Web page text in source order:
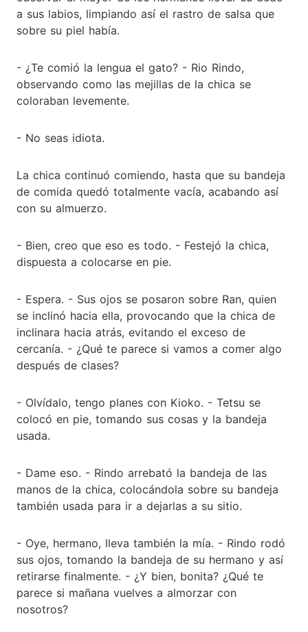
a sus labios, limpiando así el rastro de salsa que
sobre su piel había.
- ¿Te comió la lengua el gato? - Rio Rindo,
observando como las mejillas de la chica se
coloraban levemente.
- No seas idiota.
La chica continuó comiendo, hasta que su bandeja
de comida quedó totalmente vacía, acabando así
con su almuerzo.
- Bien, creo que eso es todo. - Festejó la chica,
dispuesta a colocarse en pie.
- Espera. - Sus ojos se posaron sobre Ran, quien
se inclinó hacia ella, provocando que la chica de
inclinara hacia atrás, evitando el exceso de
cercanía. - ¿Qué te parece si vamos a comer algo
después de clases?
- Olvídalo, tengo planes con Kioko. - Tetsu se
colocó en pie, tomando sus cosas y la bandeja
usada.
- Dame eso. - Rindo arrebató la bandeja de las
manos de la chica, colocándola sobre su bandeja
también usada para ir a dejarlas a su sitio.
- Oye, hermano, lleva también la mía. - Rindo rodó
sus ojos, tomando la bandeja de su hermano y así
retirarse finalmente. - ¿Y bien, bonita? ¿Qué te
parece si mañana vuelves a almorzar con
nosotros?